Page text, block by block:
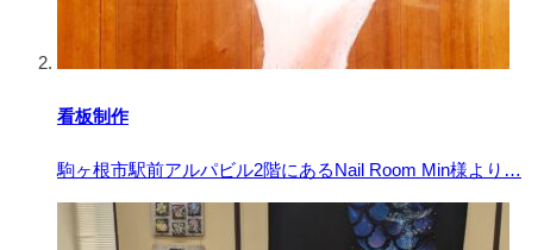
看板制作
駒ヶ根市駅前アルパビル2階にあるNail Room Min様より…